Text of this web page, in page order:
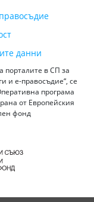
данни
порталите в СП за
и е-правосъдие“, се
програма
от Европейския
фонд